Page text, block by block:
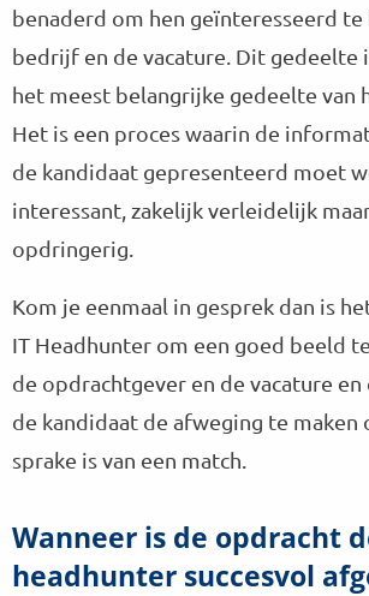
benaderd om hen geïnteresseerd
bedrijf en de vacature. Dit gedeelte
het meest belangrijke gedeelte van
Het is een proces waarin de
de kandidaat gepresenteerd moet
interessant, zakelijk verleidelijk
opdringerig.
Kom je eenmaal in gesprek dan is
IT Headhunter om een goed beeld
de opdrachtgever en de vacature
de kandidaat de afweging te maken
sprake is van een match.
Wanneer is de opdracht
headhunter succesvol